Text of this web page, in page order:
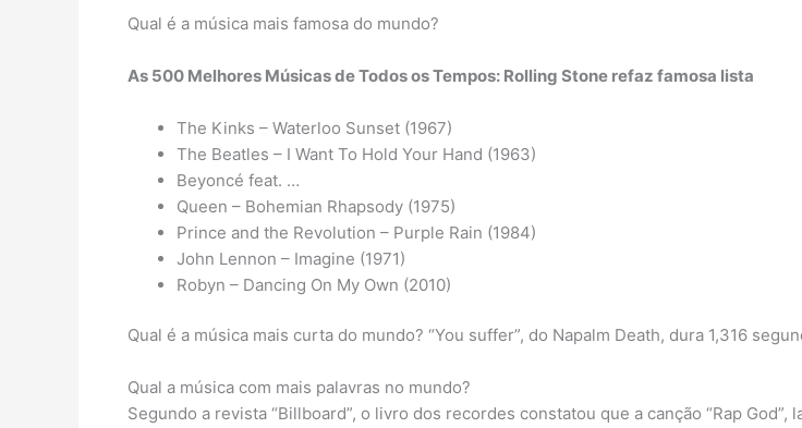
Qual é a música mais famosa do mundo?
As 500 Melhores Músicasde Todos os Tempos: Rolling Stone refaz famosa lista
The Kinks – Waterloo Sunset (1967)
The Beatles – I Want To Hold Your Hand (1963)
Beyoncé feat. …
Queen – Bohemian Rhapsody (1975)
Prince and the Revolution – Purple Rain (1984)
John Lennon – Imagine (1971)
Robyn – Dancing On My Own (2010)
Qual é a música mais curta do mundo? “You suffer”, do Napalm Death, dura 1,316
Qual a música com mais palavras no mundo?
Segundo a revista “Billboard”, o livro dos recordes constatou que a canção “Rap God”,